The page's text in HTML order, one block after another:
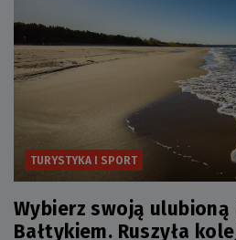
TURYSTYKA I SPORT
Wybierz swoją ulubioną
Bałtykiem. Ruszyła